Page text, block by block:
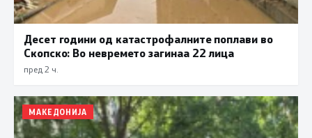
Десет години од катастрофалните поплави во
Скопско: Во невремето загинаа 22 лица
пред 2 ч.
МАКЕДОНИЈА